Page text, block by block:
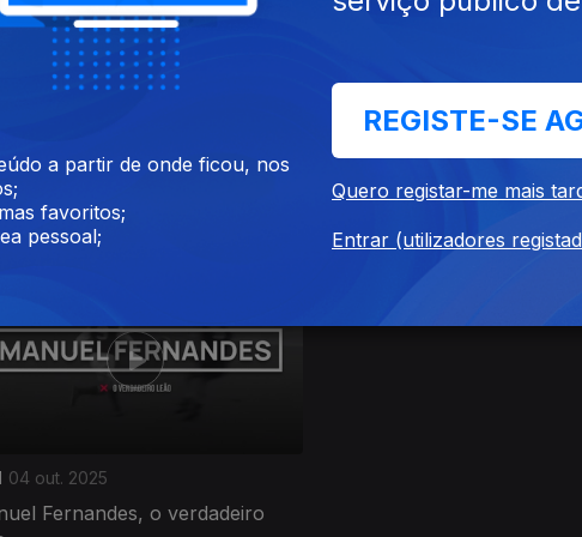
Torres, o gigante que goleou o
Manuela Machado, a mulher
ouro de Viana do Castelo
04 out. 2025
Fernandes, o verdadeiro
a partir de onde ficou, nos
favoritos;
pessoal;
REGISTE-SE
Quero registar-me mais
Entrar (utilizadores